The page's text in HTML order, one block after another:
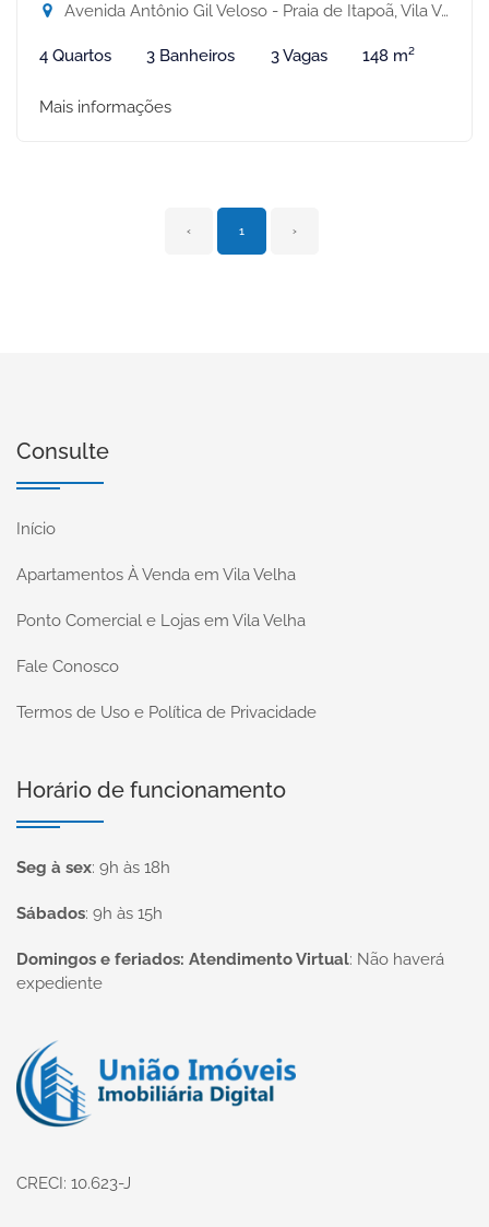
Avenida Antônio Gil Veloso - Praia de Itapoã, Vila Velha-ES
4 Quartos 3 Banheiros 3 Vagas 148 m²
Mais informações
‹ 1 ›
Consulte
Início
Apartamentos À Venda em Vila Velha
Ponto Comercial e Lojas em Vila Velha
Fale Conosco
Termos de Uso e Política de Privacidade
Horário de funcionamento
Seg à sex: 9h às 18h
Sábados: 9h às 15h
Domingos e feriados: Atendimento Virtual: Não haverá
expediente
Página inicial
CRECI: 10.623-J